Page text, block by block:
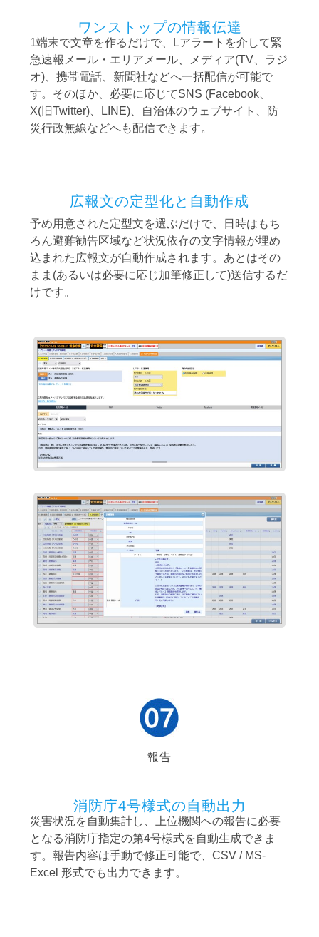
ワンストップの情報伝達
1端末で文章を作るだけで、Lアラートを介して緊
急速報メール・エリアメール、メディア(TV、ラジ
オ)、携帯電話、新聞社などへ一括配信が可能で
す。そのほか、必要に応じてSNS (Facebook、
X(旧Twitter)、LINE)、自治体のウェブサイト、防
災行政無線などへも配信できます。
広報文の定型化と自動作成
予め用意された定型文を選ぶだけで、日時はもち
ろん避難勧告区域など状況依存の文字情報が埋め
込まれた広報文が自動作成されます。あとはその
まま(あるいは必要に応じ加筆修正して)送信するだ
けです。
報告
消防庁4号様式の自動出力
災害状況を自動集計し、上位機関への報告に必要
となる消防庁指定の第4号様式を自動生成できま
す。報告内容は手動で修正可能で、CSV / MS-
Excel 形式でも出力できます。